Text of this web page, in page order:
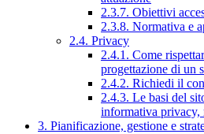
2.3.7. Obiettivi
2.3.8. Normativa e
2.4. Privacy
2.4.1. Come
progettazione di un
2.4.2. Richiedi il
2.4.3. Le basi del
informativa
3. Pianificazione, gestione e